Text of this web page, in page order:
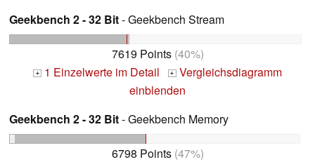
Geekbench 2 - 32 Bit- Geekbench Stream
7619 Points(40%)
+ 1 Einzelwerte im Detail + Vergleichsdiagramm
einblenden
Geekbench 2 - 32 Bit- Geekbench Memory
6798 Points(47%)